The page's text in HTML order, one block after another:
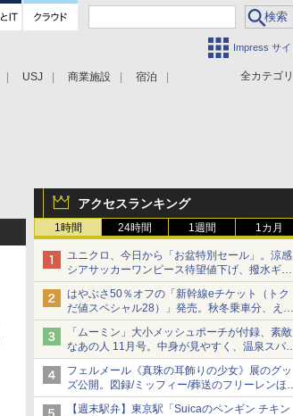
Impress サイ
全カテゴリ
USJ 商業施設 宿泊
アクセスランキング
1時間 24時間 1週間 1カ月
ユニクロ、今日から「お盆特別セール」。涼感
シアサッカーワンピース待望値下げ、撥水ギア
ショーツは1990円に
はやぶさ50％オフの「新幹線eチケット（トク
だ値スペシャル28）」発売。秋冬乗車分、えき
ねっと限定
「ムーミン」大小メッシュポーチが付録、素敵
なあの人 11月号。中身が見やすく、温泉スパ
も使える
フェルメール《真珠の耳飾りの少女》展のグッ
ズ公開。図録/ミッフィー/葬送のフリーレンほ
か、注目ブランドコラボが実現
【週末駅弁】東京駅「Suicaのペンギン チキン